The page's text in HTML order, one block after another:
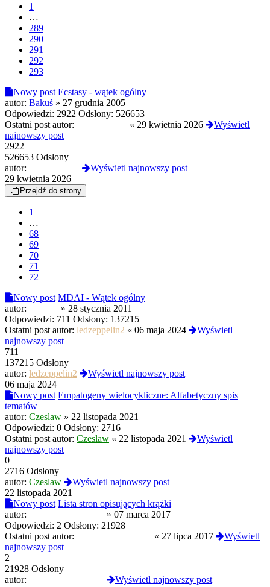
1
…
289
290
291
292
293
Nowy post Ecstasy - wątek ogólny
autor: Bakuś » 27 grudnia 2005
Odpowiedzi: 2922 Odsłony: 526653
Ostatni post autor:
« 29 kwietnia 2026
Wyświetl
najnowszy post
2922
526653 Odsłony
autor:
Wyświetl najnowszy post
29 kwietnia 2026
Przejdź do strony
1
…
68
69
70
71
72
Nowy post MDAI - Wątek ogólny
autor:
» 28 stycznia 2011
Odpowiedzi: 711 Odsłony: 137215
Ostatni post autor: ledzeppelin2 « 06 maja 2024
Wyświetl
najnowszy post
711
137215 Odsłony
autor: ledzeppelin2
Wyświetl najnowszy post
06 maja 2024
Nowy post Empatogeny wielocykliczne: Alfabetyczny spis
tematów
autor: Czeslaw » 22 listopada 2021
Odpowiedzi: 0 Odsłony: 2716
Ostatni post autor: Czeslaw « 22 listopada 2021
Wyświetl
najnowszy post
0
2716 Odsłony
autor: Czeslaw
Wyświetl najnowszy post
22 listopada 2021
Nowy post Lista stron opisujących krążki
autor:
» 07 marca 2017
Odpowiedzi: 2 Odsłony: 21928
Ostatni post autor:
« 27 lipca 2017
Wyświetl
najnowszy post
2
21928 Odsłony
autor:
Wyświetl najnowszy post